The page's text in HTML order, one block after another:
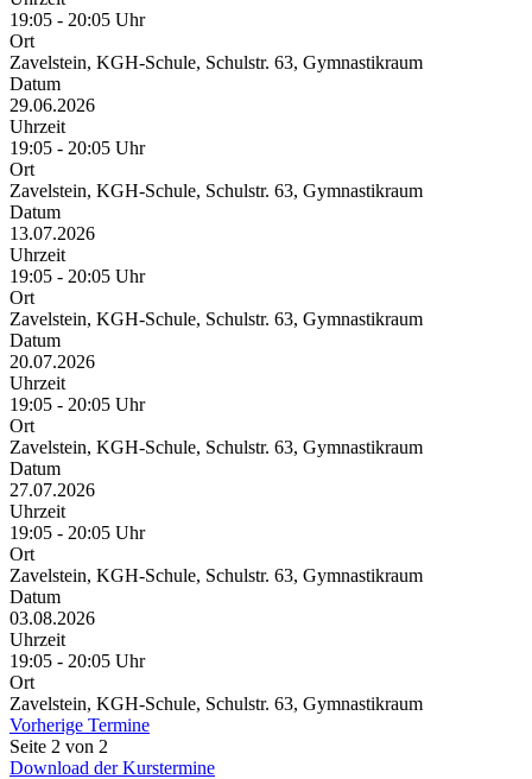
19:05 - 20:05 Uhr
Ort
Zavelstein, KGH-Schule, Schulstr. 63, Gymnastikraum
Datum
29.06.2026
Uhrzeit
19:05 - 20:05 Uhr
Ort
Zavelstein, KGH-Schule, Schulstr. 63, Gymnastikraum
Datum
13.07.2026
Uhrzeit
19:05 - 20:05 Uhr
Ort
Zavelstein, KGH-Schule, Schulstr. 63, Gymnastikraum
Datum
20.07.2026
Uhrzeit
19:05 - 20:05 Uhr
Ort
Zavelstein, KGH-Schule, Schulstr. 63, Gymnastikraum
Datum
27.07.2026
Uhrzeit
19:05 - 20:05 Uhr
Ort
Zavelstein, KGH-Schule, Schulstr. 63, Gymnastikraum
Datum
03.08.2026
Uhrzeit
19:05 - 20:05 Uhr
Ort
Zavelstein, KGH-Schule, Schulstr. 63, Gymnastikraum
Vorherige Termine
Seite 2 von 2
Download der Kurstermine